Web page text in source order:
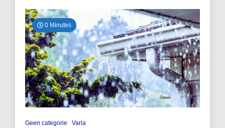
0 Minutes
Geen categorie Varia